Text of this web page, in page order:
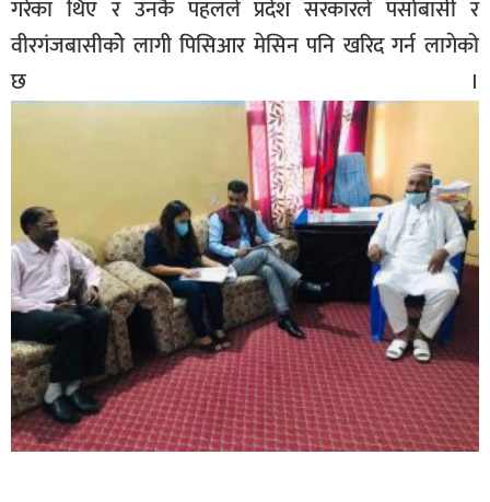
गरेका थिए र उनकै पहलले प्रदेश सरकारले पर्साबासी र
वीरगंजबासीकोे लागी पिसिआर मेसिन पनि खरिद गर्न लागेको
छ ।